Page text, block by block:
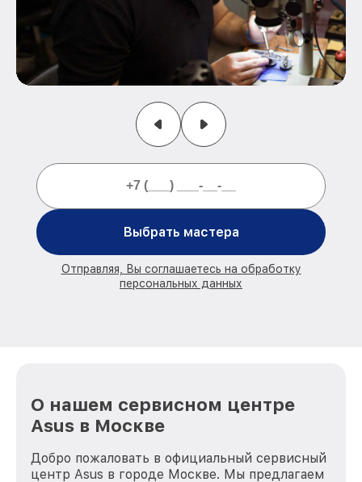
Выбрать мастера
Отправляя, Вы соглашаетесь на обработку
персональных данных
О нашем сервисном центре
Asus в Москве
Добро пожаловать в официальный сервисный
центр Asus в городе Москве. Мы предлагаем